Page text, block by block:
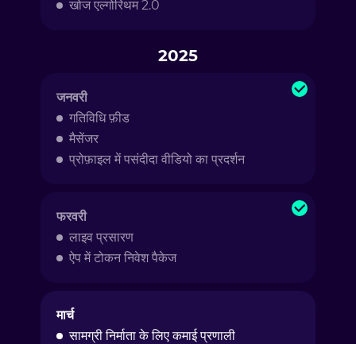
खोज एल्गोरिथम 2.0
2025
जनवरी
गतिविधि फ़ीड
मैसेंजर
प्रोफ़ाइल में पसंदीदा वीडियो का प्रदर्शन
फरवरी
लाइव प्रसारण
ऐप में टोकन निवेश पैकेज
मार्च
सामग्री निर्माता के लिए कमाई प्रणाली